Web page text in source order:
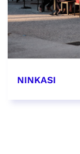
NINKASI